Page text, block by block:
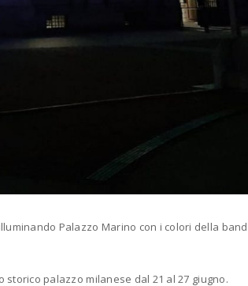
Palazzo Marino con i colori della
palazzo milanese dal 21 al 27 giugno.